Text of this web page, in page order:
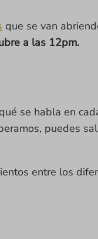
que se van
a las 12pm.
se habla en
puedes
entre los